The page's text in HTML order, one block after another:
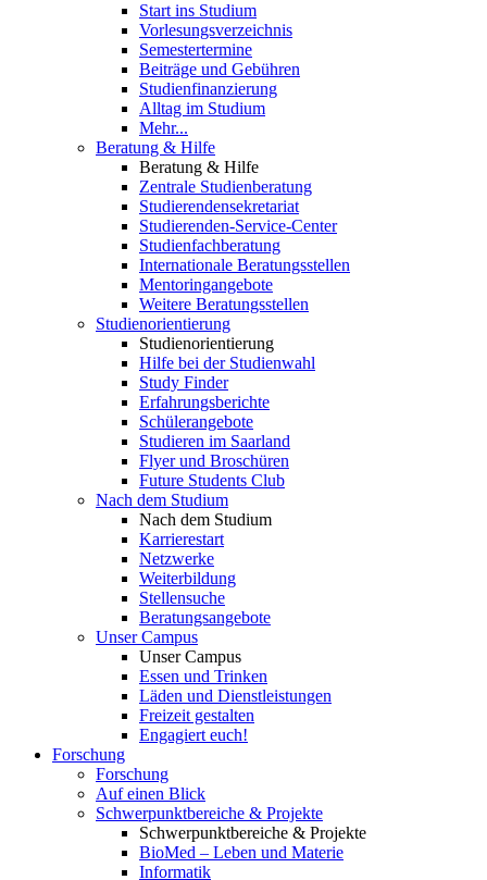
Start ins Studium
Vorlesungsverzeichnis
Semestertermine
Beiträge und Gebühren
Studienfinanzierung
Alltag im Studium
Mehr...
Beratung & Hilfe
Beratung & Hilfe
Zentrale Studienberatung
Studierendensekretariat
Studierenden-Service-Center
Studienfachberatung
Internationale Beratungsstellen
Mentoringangebote
Weitere Beratungsstellen
Studienorientierung
Studienorientierung
Hilfe bei der Studienwahl
Study Finder
Erfahrungsberichte
Schülerangebote
Studieren im Saarland
Flyer und Broschüren
Future Students Club
Nach dem Studium
Nach dem Studium
Karrierestart
Netzwerke
Weiterbildung
Stellensuche
Beratungsangebote
Unser Campus
Unser Campus
Essen und Trinken
Läden und Dienstleistungen
Freizeit gestalten
Engagiert euch!
Forschung
Forschung
Auf einen Blick
Schwerpunktbereiche & Projekte
Schwerpunktbereiche & Projekte
BioMed – Leben und Materie
Informatik